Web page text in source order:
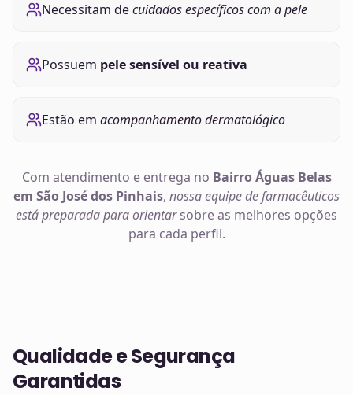
Necessitam decuidados específicos com a pele
Possuem pele sensível ou reativa
Estão em acompanhamento dermatológico
Com atendimento e entrega no Bairro Águas Belas
em São José dos Pinhais, nossa equipe de farmacêuticos
está preparada para orientarsobre as melhores opções
para cada perfil.
Qualidade e Segurança
Garantidas